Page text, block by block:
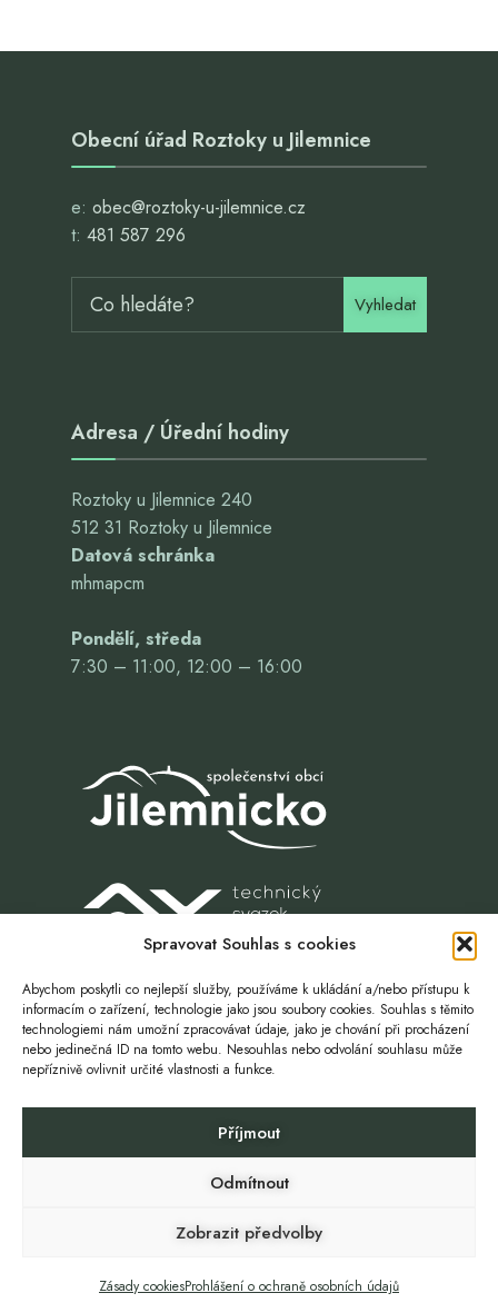
Spravovat Souhlas s cookies
Abychom poskytli co nejlepší služby, používáme k ukládání a/nebo přístupu k
informacím o zařízení, technologie jako jsou soubory cookies. Souhlas s těmito
technologiemi nám umožní zpracovávat údaje, jako je chování při procházení
nebo jedinečná ID na tomto webu. Nesouhlas nebo odvolání souhlasu může
nepříznivě ovlivnit určité vlastnosti a funkce.
Příjmout
Odmítnout
Zobrazit předvolby
Zásady cookiesProhlášení o ochraně osobních údajů
Obecní úřad Roztoky u Jilemnice
e: obec@roztoky-u-jilemnice.cz
t: 481 587 296
Vyhledat
Adresa / Úřední hodiny
Roztoky u Jilemnice 240
512 31 Roztoky u Jilemnice
Datová schránka
mhmapcm
Pondělí, středa
7:30 – 11:00, 12:00 – 16:00
Život. Volnost. Příležitost.
CHOVATELÉ ROZTOKY
SOKOL ROZTOKY